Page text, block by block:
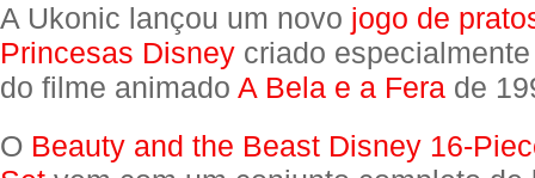
A Ukonic lançou um novo jogo de
Princesas Disney criado
do filme animado A Bela e a Fera de
O Beauty and the Beast Disney 16-